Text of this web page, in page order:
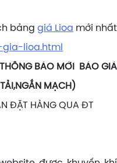
bảng giá Lioa mới
lioa.html
BÁO MỚI BÁO
MẠCH)
ĐẶT HÀNG QUA ĐT